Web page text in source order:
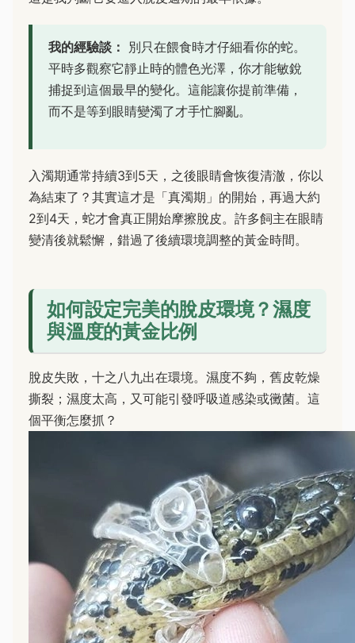
我的經驗談：
別只在餵食時才仔細看你的蛇。
平時多觀察它靜止時的體色光澤，你才能敏銳
捕捉到這個最早的變化。這能讓你提前準備，
而不是等到眼睛變濁了才手忙腳亂。
入濁期通常持續3到5天，之後眼睛會恢復清澈，你以
為結束了？其實這才是「真濁期」的開始，再過大約
2到4天，蛇才會真正開始摩擦脫皮。許多飼主在眼睛
變清後就鬆懈，錯過了後續環境調整的黃金時間。
如何設定完美的脫皮環境？濕度
與溫度的黃金比例
脫皮失敗，十之八九出在環境。濕度不夠，舊皮乾燥
撕裂；濕度太高，又可能引發呼吸道感染或黴菌。這
個平衡怎麼抓？